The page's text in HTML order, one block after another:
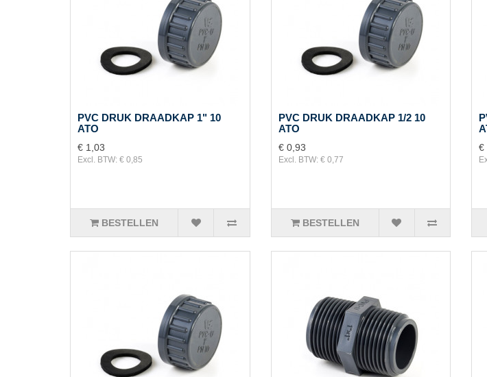
PVC DRUK DRAADKAP 1" 10
ATO
€ 1,03
Excl. BTW: € 0,85
BESTELLEN
PVC DRUK DRAADKAP 1/2 10
ATO
€ 0,93
Excl. BTW: € 0,77
BESTELLEN
€